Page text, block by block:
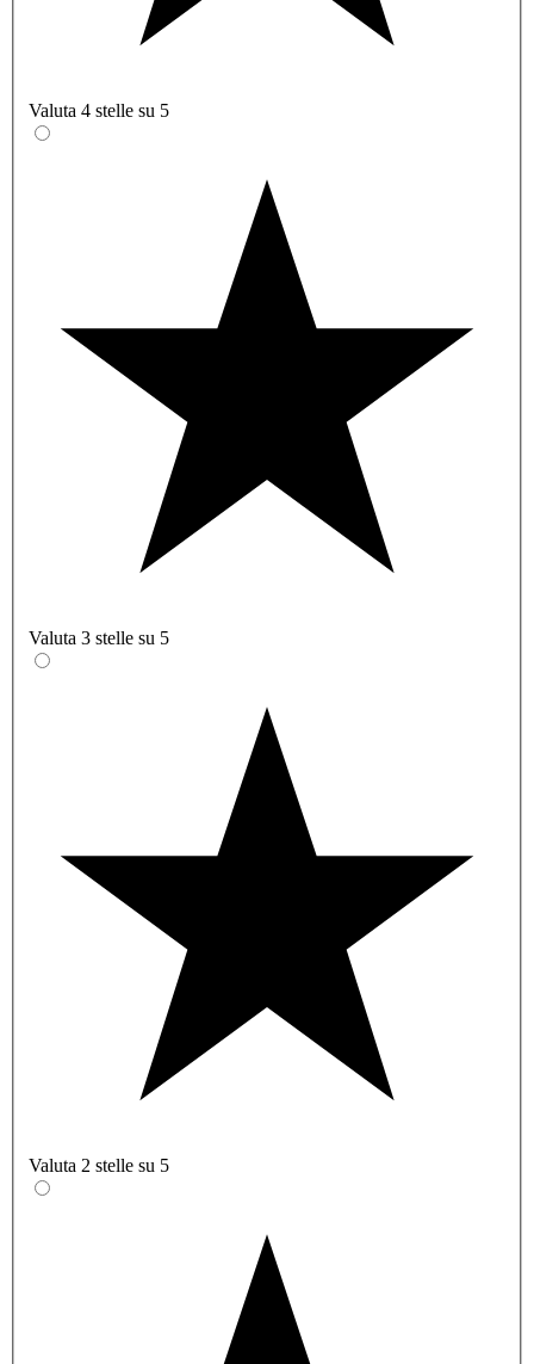
Valuta 4 stelle su 5
Valuta 3 stelle su 5
Valuta 2 stelle su 5